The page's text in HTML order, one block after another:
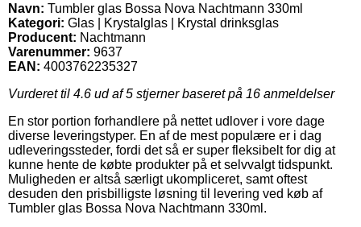
Navn: Tumbler glas Bossa Nova Nachtmann 330ml
Kategori: Glas | Krystalglas | Krystal drinksglas
Producent: Nachtmann
Varenummer: 9637
EAN: 4003762235327
Vurderet til 4.6 ud af 5 stjerner baseret på 16 anmeldelser
En stor portion forhandlere på nettet udlover i vore dage
diverse leveringstyper. En af de mest populære er i dag
udleveringssteder, fordi det så er super fleksibelt for dig at
kunne hente de købte produkter på et selvvalgt tidspunkt.
Muligheden er altså særligt ukompliceret, samt oftest
desuden den prisbilligste løsning til levering ved køb af
Tumbler glas Bossa Nova Nachtmann 330ml.